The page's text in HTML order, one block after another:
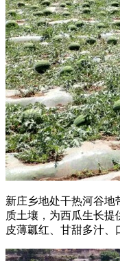
新庄乡地处干热河谷
质土壤，为西瓜生长提
皮薄瓤红、甘甜多汁、